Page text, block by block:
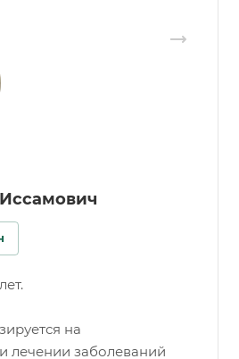
на
лечении заболеваний